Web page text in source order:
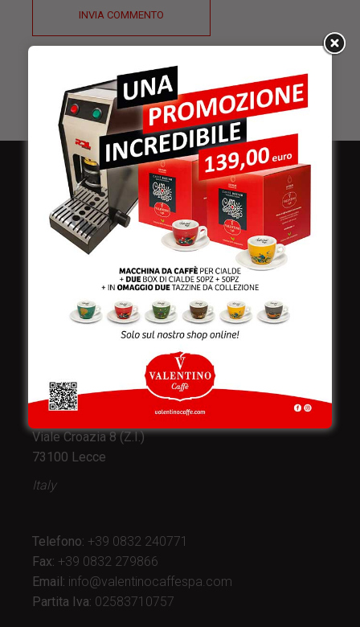
INVIA COMMENTO
e produzione:
Viale Croazia 8 (Z.I.)
73100 Lecce
Italy
Telefono: +39 0832 240771
Fax: +39 0832 279866
Email: info@valentinocaffespa.com
Partita Iva: 02583710757